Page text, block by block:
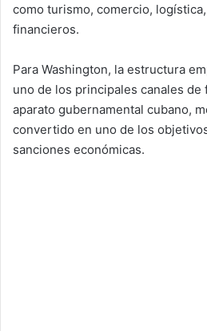
como turismo, comercio,
financieros.
Para Washington, la estructura
uno de los principales canales de
aparato gubernamental cubano,
convertido en uno de los
sanciones económicas.